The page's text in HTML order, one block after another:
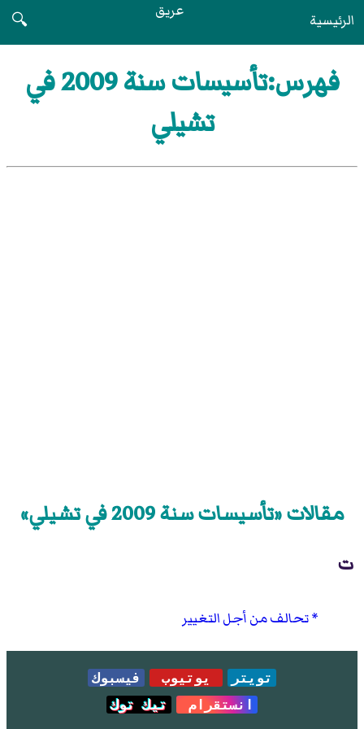
الرئيسية عريق
🔍
فهرس:تأسيسات سنة 2009 في
تشيلي
مقالات «تأسيسات سنة 2009 في تشيلي»
ت
تحالف من أجل التغيير
تويتر يوتيوب
فيسبوك
انستقرام
تيك توك